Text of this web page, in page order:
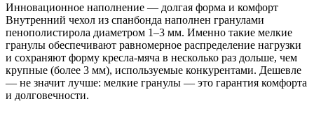
Инновационное наполнение — долгая форма и комфорт
Внутренний чехол из спанбонда наполнен гранулами
пенополистирола диаметром 1–3 мм. Именно такие мелкие
гранулы обеспечивают равномерное распределение нагрузки
и сохраняют форму кресла-мяча в несколько раз дольше, чем
крупные (более 3 мм), используемые конкурентами. Дешевле
— не значит лучше: мелкие гранулы — это гарантия комфорта
и долговечности.